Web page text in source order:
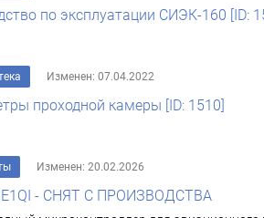
по эксплуатации СИЭК-160 [ID:
Изменен: 07.04.2022
проходной камеры [ID: 1510]
Изменен: 20.02.2026
- СНЯТ С ПРОИЗВОДСТВА